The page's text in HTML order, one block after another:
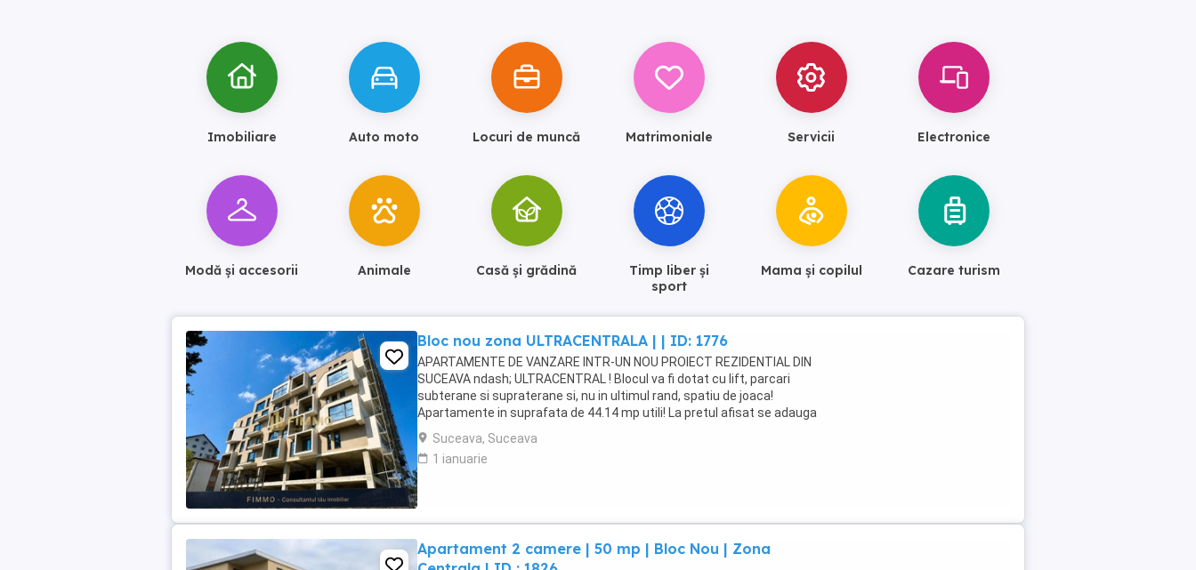
Imobiliare Auto moto Locuri de muncă Matrimoniale Servicii Electronice
Modă și accesorii Animale Casă și grădină
Timp liber și
sport
Mama și copilul Cazare turism
Bloc nou zona ULTRACENTRALA | | ID: 1776
APARTAMENTE DE VANZARE INTR-UN NOU PROIECT REZIDENTIAL DIN
SUCEAVA ndash; ULTRACENTRAL ! Blocul va fi dotat cu lift, parcari
subterane si supraterane si, nu in ultimul rand, spatiu de joaca!
Apartamente in suprafata de 44.14 mp utili! La pretul afisat se adauga
TVA!!! Imobilul se va preda la semifinisat, ...
Suceava, Suceava
1 ianuarie
Apartament 2 camere | 50 mp | Bloc Nou | Zona